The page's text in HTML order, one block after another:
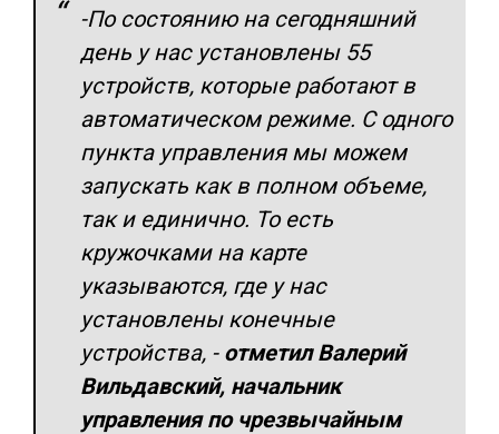
-По состоянию на сегодняшний
день у нас установлены 55
устройств, которые работают в
автоматическом режиме. С одного
пункта управления мы можем
запускать как в полном объеме,
так и единично. То есть
кружочками на карте
указываются, где у нас
установлены конечные
устройства, - отметил Валерий
Вильдавский, начальник
управления по чрезвычайным